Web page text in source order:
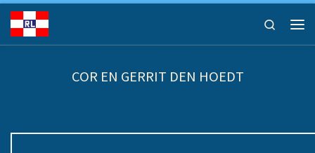
Ga naar inhoud
Search
COR EN GERRIT DEN HOEDT